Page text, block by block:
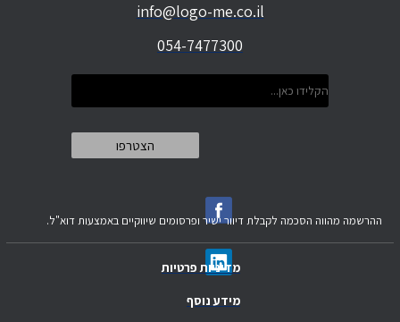
info@logo-me.co.il
054-7477300
מדיניות פרטיות
מידע נוסף
ההרשמה מהווה הסכמה לקבלת דיוור ישיר ופרסומים שיווקיים באמצעות דוא"ל.